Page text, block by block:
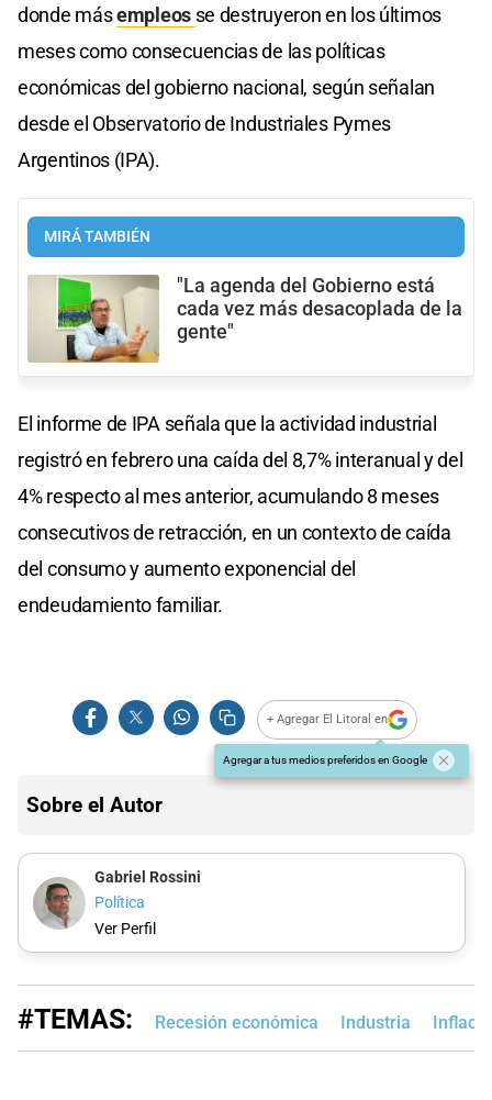
donde másempleos se destruyeron en los últimos
meses como consecuencias de las políticas
económicas del gobierno nacional, según señalan
desde el Observatorio de Industriales Pymes
Argentinos (IPA).
MIRÁ TAMBIÉN
"La agenda del Gobierno está
cada vez más desacoplada de la
gente"
El informe de IPA señala que la actividad industrial
registró en febrero una caída del 8,7% interanual y del
4% respecto al mes anterior, acumulando 8 meses
consecutivos de retracción, en un contexto de caída
del consumo y aumento exponencial del
endeudamiento familiar.
+ Agregar El Litoral en
Agregar a tus medios preferidos en Google
Sobre el Autor
Gabriel Rossini
Política
Ver Perfil
#TEMAS: Recesión económica Industria